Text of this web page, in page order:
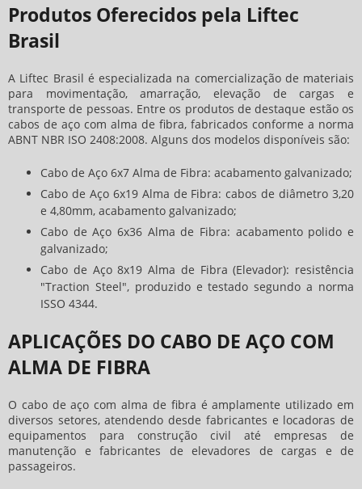
Produtos Oferecidos pela Liftec
Brasil
A Liftec Brasil é especializada na comercialização de materiais
para movimentação, amarração, elevação de cargas e
transporte de pessoas. Entre os produtos de destaque estão os
cabos de aço com alma de fibra, fabricados conforme a norma
ABNT NBR ISO 2408:2008. Alguns dos modelos disponíveis são:
Cabo de Aço 6x7 Alma de Fibra: acabamento galvanizado;
Cabo de Aço 6x19 Alma de Fibra: cabos de diâmetro 3,20
e 4,80mm, acabamento galvanizado;
Cabo de Aço 6x36 Alma de Fibra: acabamento polido e
galvanizado;
Cabo de Aço 8x19 Alma de Fibra (Elevador): resistência
"Traction Steel", produzido e testado segundo a norma
ISSO 4344.
APLICAÇÕES DO CABO DE AÇO COM
ALMA DE FIBRA
O cabo de aço com alma de fibra é amplamente utilizado em
diversos setores, atendendo desde fabricantes e locadoras de
equipamentos para construção civil até empresas de
manutenção e fabricantes de elevadores de cargas e de
passageiros.